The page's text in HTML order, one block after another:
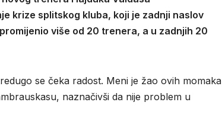
krize splitskog kluba, koji je zadnji naslov
više od 20 trenera, a u zadnjih 20
se čeka radost. Meni je žao ovih momaka
naznačivši da nije problem u